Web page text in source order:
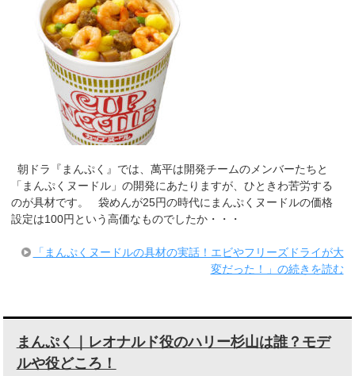
朝ドラ『まんぷく』では、萬平は開発チームのメンバーたちと
「まんぷくヌードル」の開発にあたりますが、ひときわ苦労する
のが具材です。 袋めんが25円の時代にまんぷくヌードルの価格
設定は100円という高価なものでしたか・・・
「まんぷくヌードルの具材の実話！エビやフリーズドライが大
変だった！」の続きを読む
まんぷく｜レオナルド役のハリー杉山は誰？モデ
ルや役どころ！